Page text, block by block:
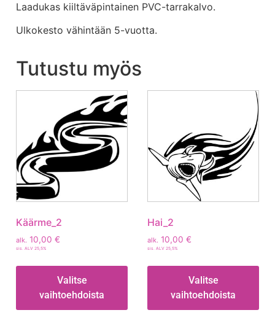
Laadukas kiiltäväpintainen PVC-tarrakalvo.
Ulkokesto vähintään 5-vuotta.
Tutustu myös
Käärme_2
alk. 10,00 €
sis. ALV 25,5%
Valitse
vaihtoehdoista
Hai_2
alk. 10,00 €
sis. ALV 25,5%
Valitse
vaihtoehdoista